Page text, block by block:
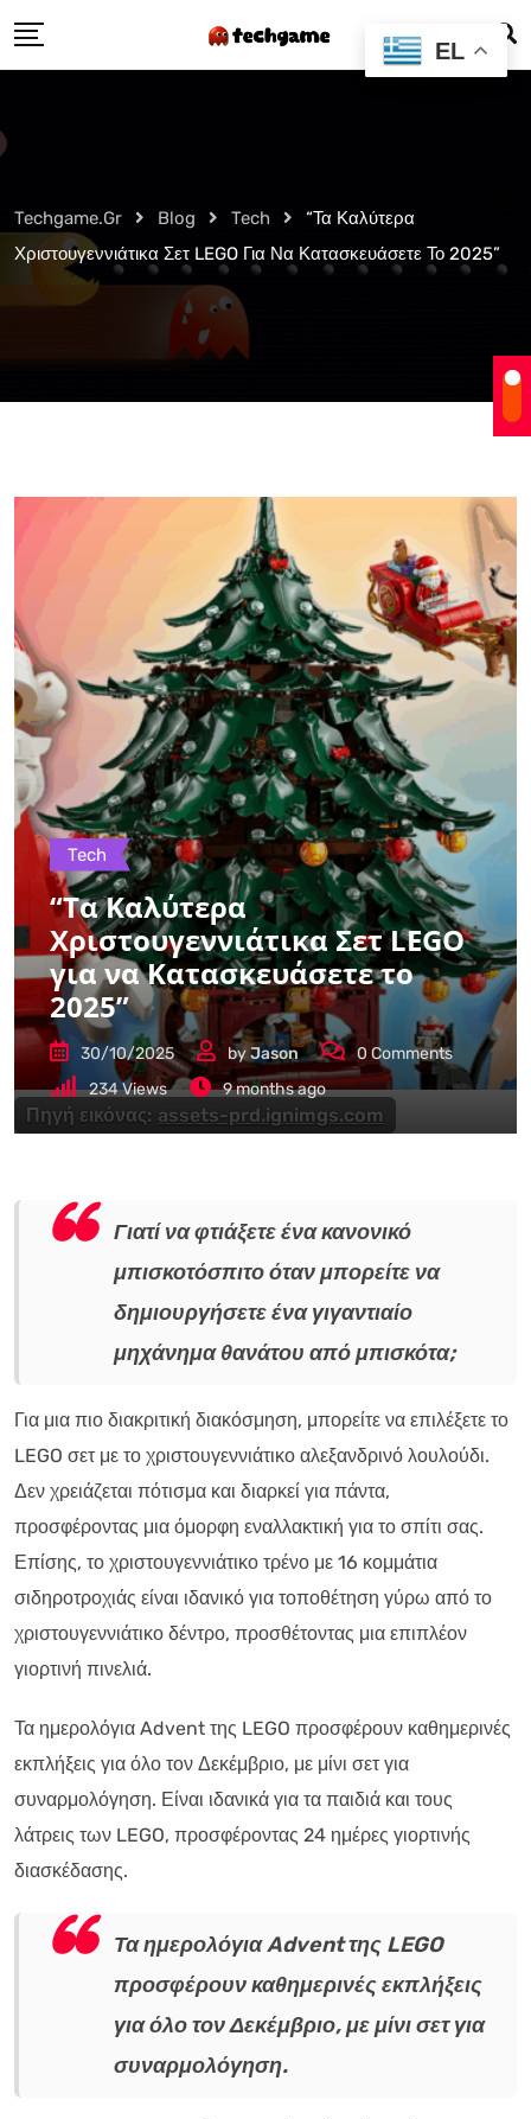
to
Techgame.gr Blog Tech
“Τα Καλύτερα
Χριστουγεννιάτικα Σετ LEGO Για Να Κατασκευάσετε Το 2025”
Πηγή εικόνας: assets-prd.ignimgs.com
Tech
“Τα Καλύτερα
Χριστουγεννιάτικα Σετ LEGO
για να Κατασκευάσετε το
2025”
30/10/2025 byJason 0 Comments
234Views 9 months ago
Γιατί να φτιάξετε ένα κανονικό
μπισκοτόσπιτο όταν μπορείτε να
δημιουργήσετε ένα γιγαντιαίο
μηχάνημα θανάτου από μπισκότα;
Για μια πιο διακριτική διακόσμηση, μπορείτε να επιλέξετε το
LEGO σετ με το χριστουγεννιάτικο αλεξανδρινό λουλούδι.
Δεν χρειάζεται πότισμα και διαρκεί για πάντα,
προσφέροντας μια όμορφη εναλλακτική για το σπίτι σας.
Επίσης, το χριστουγεννιάτικο τρένο με 16 κομμάτια
σιδηροτροχιάς είναι ιδανικό για τοποθέτηση γύρω από το
χριστουγεννιάτικο δέντρο, προσθέτοντας μια επιπλέον
γιορτινή πινελιά.
Τα ημερολόγια Advent της LEGO προσφέρουν καθημερινές
εκπλήξεις για όλο τον Δεκέμβριο, με μίνι σετ για
συναρμολόγηση. Είναι ιδανικά για τα παιδιά και τους
λάτρεις των LEGO, προσφέροντας 24 ημέρες γιορτινής
διασκέδασης.
Τα ημερολόγια Advent της LEGO
προσφέρουν καθημερινές εκπλήξεις
για όλο τον Δεκέμβριο, με μίνι σετ για
συναρμολόγηση.
EL